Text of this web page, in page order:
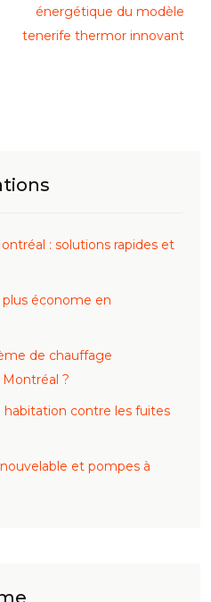
énergétique du modèle
tenerife thermor innovant
: solutions rapides et
économe en
de chauffage
?
contre les fuites
et pompes à